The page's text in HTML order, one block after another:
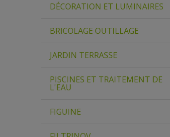
DÉCORATION ET LUMINAIRES
BRICOLAGE OUTILLAGE
JARDIN TERRASSE
PISCINES ET TRAITEMENT DE
L'EAU
FIGUINE